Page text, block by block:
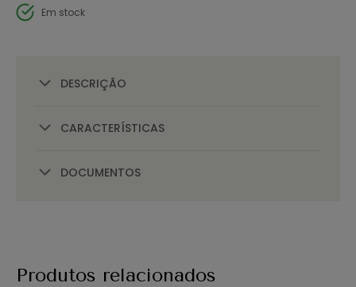
Em stock
DESCRIÇÃO
CARACTERÍSTICAS
DOCUMENTOS
Produtos relacionados